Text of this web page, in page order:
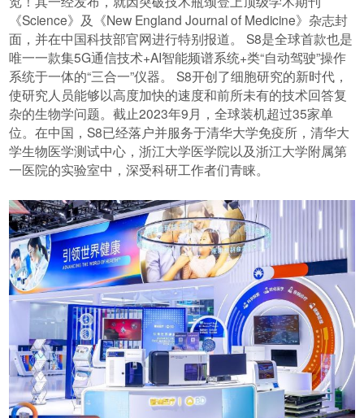
《Science》及《New England Journal of Medicine》杂志封
面，并在中国科技部官网进行特别报道。 S8是全球首款也是
唯一一款集5G通信技术+AI智能频谱系统+类“自动驾驶”操作
系统于一体的“三合一”仪器。 S8开创了细胞研究的新时代，
使研究人员能够以高度加快的速度和前所未有的技术回答复
杂的生物学问题。截止2023年9月，全球装机超过35家单
位。在中国，S8已经落户并服务于清华大学免疫所，清华大
学生物医学测试中心，浙江大学医学院以及浙江大学附属第
一医院的实验室中，深受科研工作者们青睐。